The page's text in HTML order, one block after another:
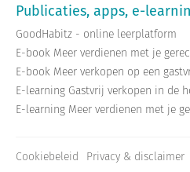
Publicaties, apps, e-
GoodHabitz - online leerplatform
E-book Meer verdienen met je
E-book Meer verkopen op een
E-learning Gastvrij verkopen in de
E-learning Meer verdienen met je
Cookiebeleid Privacy & disclaimer